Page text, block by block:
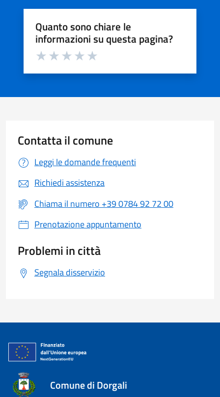
Quanto sono chiare le
informazioni su questa pagina?
Valuta da 1 a 5 stelle la pagina
Contatta il comune
Leggi le domande frequenti
Richiedi assistenza
Chiama il numero +39 0784 92 72 00
Prenotazione appuntamento
Problemi in città
Segnala disservizio
Comune di Dorgali